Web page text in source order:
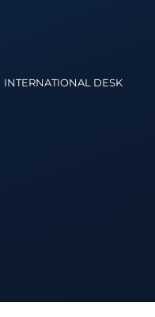
INTERNATIONAL DESK